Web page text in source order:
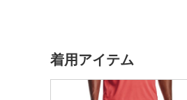
着用アイテム